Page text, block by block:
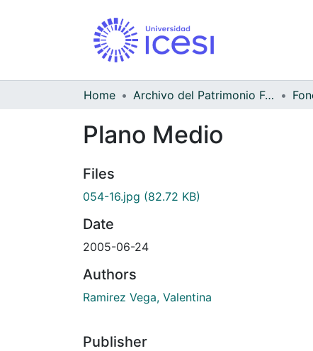
Home Archivo del Patrimonio Fotográfico y Fílmico del Valle del Cauca
Plano Medio
Files
054-16.jpg (82.72 KB)
Date
2005-06-24
Authors
Ramirez Vega, Valentina
Publisher